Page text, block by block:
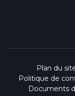
Plan du
Politique de
Documents